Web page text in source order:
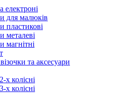
електроні
для малюків
пластикові
металеві
магнітні
та аксесуари
х колісні
х колісні